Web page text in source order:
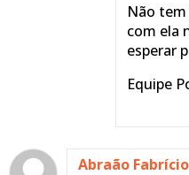
Não
com ela
esperar
Equipe
Abraão Fabrício